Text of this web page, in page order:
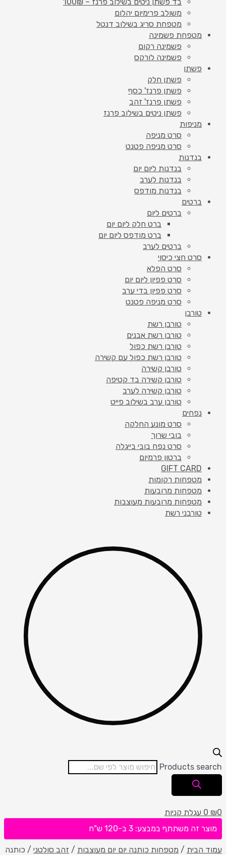
משולב פרימיום יהלום
מטפחת סריג בשילוב דנטל
מטפחת פשמינה
פשמינה רקום
פשמינה לורקס
פשתן
פשתן חלק
פשתן פרנז' כסף
פשתן פרנז' זהב
פשתן ניטים בשילוב פרנז
מניפות
סרט מניפה
סרט מניפה פטנט
בנדנות
בנדנות ליום יום
בנדנות לערב
בנדנות מודפס
ברטים
ברטים ליום
ברט חלק ליום יום
ברט מודפס ליום יום
ברטים לערב
סרט חצי כיסוי
סרט הפלא
סרט פפיון ליום יום
סרט פפיון בדי ערב
סרט מניפה פטנט
טורבן
טורבן רשת
טורבן רשת אבנים
טורבן רשת כפול
טורבן רשת כפול עם קשירה
טורבן קשירה
טורבן קשירה בד קטיפה
טורבן קשירה לערב
טורבן ערב בשילוב פייט
נפחים
סרט מונע החלקה
בובי שרוך
סרט נפח בובי בייגלה
ברטון פרמיום
GIFT CARD
מטפחות רקומות
מטפחות מרובעות
מטפחות מרובעות מעוצבות
טורבני רשת
Products search
₪0
0 עגלת קניות
מוצר זה משתתף במבצע: 3 ב-120 ש"ח
עמוד הבית / מטפחות כותנה יום יום מעוצבות / זהב סולטני / כותנה